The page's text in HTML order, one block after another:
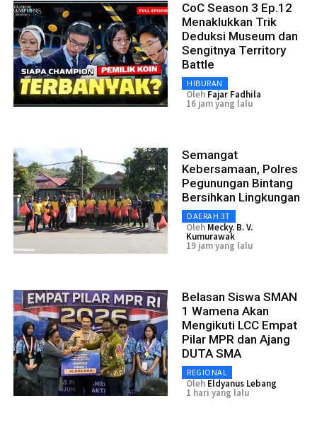
CoC Season 3 Ep.12
Menaklukkan Trik
Deduksi Museum dan
Sengitnya Territory
Battle
HIBURAN
Oleh Fajar Fadhila
16 jam yang lalu
Semangat
Kebersamaan, Polres
Pegunungan Bintang
Bersihkan Lingkungan
DAERAH 3T
Oleh Mecky. B. V.
Kumurawak
19 jam yang lalu
Belasan Siswa SMAN
1 Wamena Akan
Mengikuti LCC Empat
Pilar MPR dan Ajang
DUTA SMA
REGIONAL
Oleh Eldyanus Lebang
1 hari yang lalu